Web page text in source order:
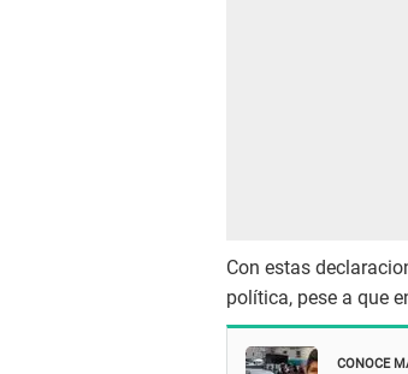
Con estas
política, pese a que
CONOCE